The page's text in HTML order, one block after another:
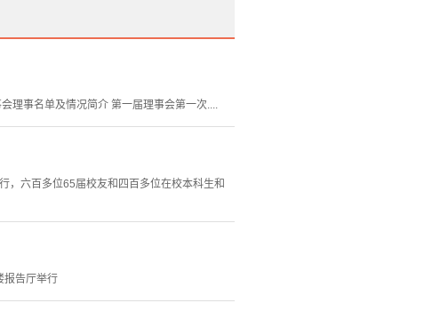
理事名单及情况简介 第一届理事会第一次....
六百多位65届校友和四百多位在校本科生和
报告厅举行